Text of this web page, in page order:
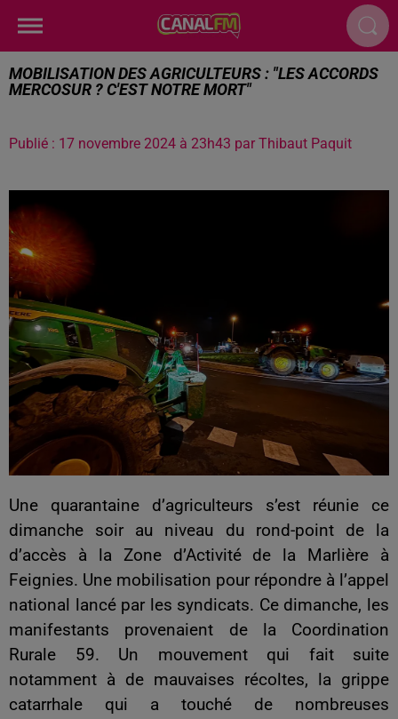
MOBILISATION DES AGRICULTEURS : "LES ACCORDS
MERCOSUR ? C'EST NOTRE MORT"
Publié : 17 novembre 2024 à 23h43 par Thibaut Paquit
Une quarantaine d’agriculteurs s’est réunie ce
dimanche soir au niveau du rond-point de la
d’accès à la Zone d’Activité de la Marlière à
Feignies. Une mobilisation pour répondre à l’appel
national lancé par les syndicats. Ce dimanche, les
manifestants provenaient de la Coordination
Rurale 59. Un mouvement qui fait suite
notamment à de mauvaises récoltes, la grippe
catarrhale qui a touché de nombreuses